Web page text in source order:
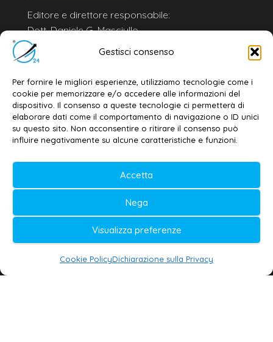
Gestisci consenso
Per fornire le migliori esperienze, utilizziamo tecnologie come i
cookie per memorizzare e/o accedere alle informazioni del
dispositivo. Il consenso a queste tecnologie ci permetterà di
elaborare dati come il comportamento di navigazione o ID unici
su questo sito. Non acconsentire o ritirare il consenso può
influire negativamente su alcune caratteristiche e funzioni.
Accetta
Nega
Visualizza preferenze
Cookie PolicyDichiarazione sulla Privacy
Editore e direttore responsabile:
Dott. Daniele G. Masciullo
Email:
redazione@galatina24.it
Privacy policy–Cookie policy
© 2020-2026 | Galatina24 ®
Testata iscritta al n. 11/2020 Registro della
Stampa Tribunale di Lecce
Editore e direttore responsabile:
Daniele G. Masciullo
Galatina24 è marchio registrato dal Ministero
delle Imprese